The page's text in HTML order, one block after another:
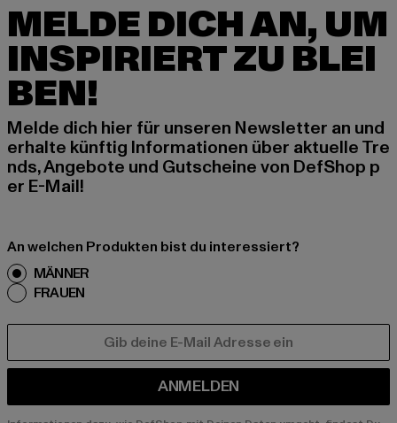
MELDE DICH AN, UM
INSPIRIERT ZU BLEI
BEN!
Melde dich hier für unseren Newsletter an und
erhalte künftig Informationen über aktuelle Tre
nds, Angebote und Gutscheine von DefShop p
er E-Mail!
An welchen Produkten bist du interessiert?
MÄNNER
FRAUEN
ANMELDEN